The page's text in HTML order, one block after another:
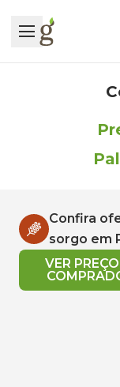
Confira
sorgo em
VER